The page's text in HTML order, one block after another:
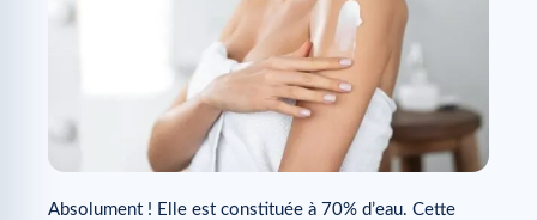
Absolument ! Elle est constituée à 70% d’eau. Cette